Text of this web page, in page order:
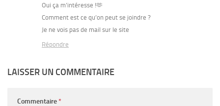
Oui ça m’intéresse !🫶
Comment est ce qu’on peut se joindre ?
Je ne vois pas de mail sur le site
Répondre
LAISSER UN COMMENTAIRE
Commentaire *